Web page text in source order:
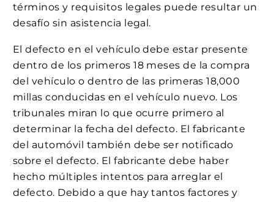
términos y requisitos legales puede resultar un
desafío sin asistencia legal.
El defecto en el vehículo debe estar presente
dentro de los primeros 18 meses de la compra
del vehículo o dentro de las primeras 18,000
millas conducidas en el vehículo nuevo. Los
tribunales miran lo que ocurre primero al
determinar la fecha del defecto. El fabricante
del automóvil también debe ser notificado
sobre el defecto. El fabricante debe haber
hecho múltiples intentos para arreglar el
defecto. Debido a que hay tantos factores y